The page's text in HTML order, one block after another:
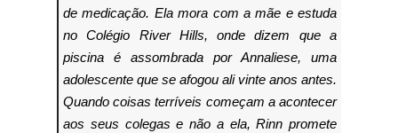
de medicação. Ela mora com a mãe e estuda
no Colégio River Hills, onde dizem que a
piscina é assombrada por Annaliese, uma
adolescente que se afogou ali vinte anos antes.
Quando coisas terríveis começam a acontecer
aos seus colegas e não a ela, Rinn promete